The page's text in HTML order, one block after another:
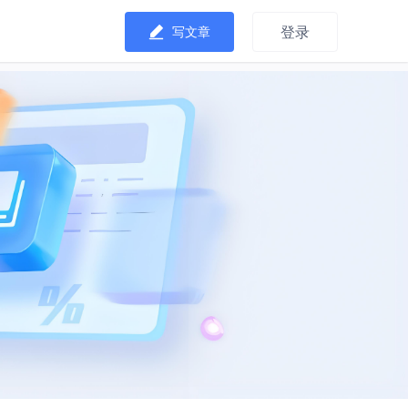
写文章 登录